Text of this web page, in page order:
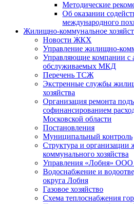
Методические
Об оказании
международного
Жилищно-коммунальное
Новости ЖКХ
Управление жилищно-
Управляющие компании с
обслуживаемых МКД
Перечень ТСЖ
Экстренные службы
хозяйства
Организация ремонта
софинансированием
Московской области
Постановления
Муниципальный контроль
Структура и
коммунального хозяйства
Управления «Лобня»
Водоснабжение и
округа Лобня
Газовое хозяйство
Схема теплоснабжения